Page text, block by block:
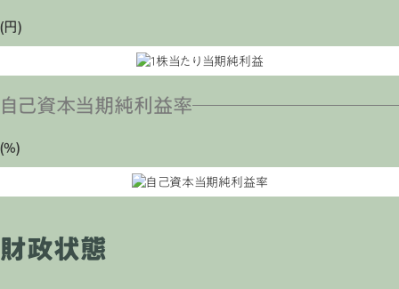
(円)
自己資本当期純利益率
(％)
財政状態